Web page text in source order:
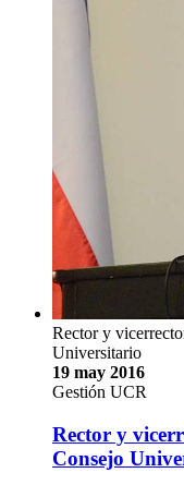
Rector y
Universitario
19 may 2016
Gestión UCR
Rector y
Consejo